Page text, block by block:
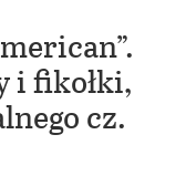
i fikołki,
cz.